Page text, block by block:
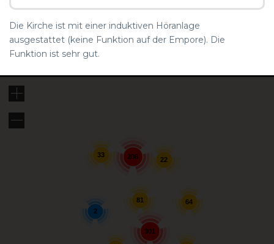
81
301
64
206
33
22
2
Die Kirche ist mit einer induktiven Höranlage
ausgestattet (keine Funktion auf der Empore). Die
Funktion ist sehr gut.